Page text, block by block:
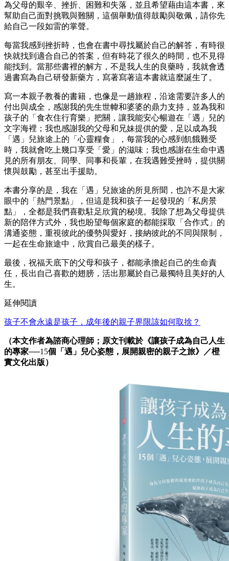
為父母的艱辛、挫折、困難和失落，並且希望藉由這本書，來
幫助自己面對挑戰與難關，這個舉動值得鼓勵與敬佩，請你先
給自己一段如雷的掌聲。
每當我感到挫折時，也會在書中尋找屬於自己的解答，有時很
快就找到適合自己的答案，但有時花了很久的時間，也不見得
能找到。當那些書裡的解方，不是我人生的良藥時，我就會透
過書寫為自己研發新藥方，寫著寫著這本書就這麼誕生了。
寫一本親子教養的書籍，也像是一趟旅程，沿途需要許多人的
付出與成全，感謝我的先生世幃和婆婆的鼎力支持，並為我和
孩子的「食衣住行育樂」把關，讓我能安心暢遊在「遇」兒的
文字海裡；我也感謝我的父母和兄妹提供的愛，足以成為我
「遇」兒旅途上的「心靈糧食」，每當我的心感到飢餓難受
時，我就會吃上幾口享受「愛」的滋味；我也感謝在生命中遇
見的所有朋友、同學、同事和長輩，在我遇難受挫時，提供關
懷與鼓勵，甚至出手援助。
本書分享的是，我在「遇」兒旅途的所見所聞，也許不是大家
眼中的「熱門景點」，但這是我和孩子一起發現的「私房景
點」，全都是我們喜歡駐足欣賞的秘境。我除了想為父母提供
新的陪伴方式外，我也盼望每個家庭的都能採取「合作式」的
溝通姿態，重視彼此的優勢與愛好，接納彼此的不同與限制，
一起在生命旅途中，欣賞自己最美的樣子。
最後，祝福天底下的父母和孩子，都能承擔起自己的生命責
任，長出自己喜歡的翅膀，活出那屬於自己最獨特且美好的人
生。
延伸閱讀
孩子不會永遠是孩子，成年後的親子界限該如何取捨？
（本文作者為諮商心理師；原文刊載於《讓孩子成為自己人生
的專家──15個「遇」兒心姿態，展開親密的親子之旅》／橙
實文化出版）